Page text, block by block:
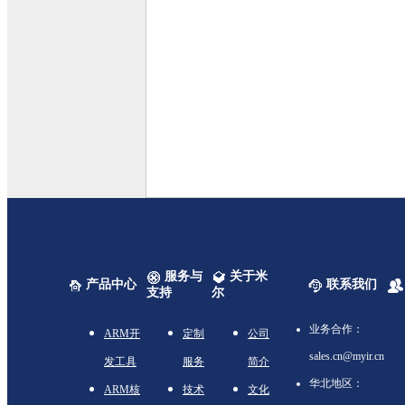
产品中心
服务与
支持
关于米
尔
联系我们
ARM开
发工具
ARM核
定制
服务
技术
公司
简介
文化
业务合作：
sales.cn@myir.cn
华北地区：